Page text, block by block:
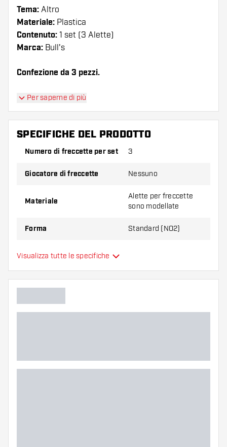
Tema: Altro
Materiale: Plastica
Contenuto: 1 set (3 Alette)
Marca: Bull's
Confezione da 3 pezzi.
Suggerimento di Dartshopper!
Assicuratevi di avere a portata di mano un gran
numero di alette e di astine. Questi possono
Provate una forma, un materiale o uno
variante vi si addice di più!
Per saperne di più
SPECIFICHE DEL PRODOTTO
Numero di freccette per set 3
Giocatore di freccette Nessuno
Materiale
Alette per freccette
sono modellate
Forma Standard (NO2)
Tipo
Colore principale
Visualizza tutte le specifiche